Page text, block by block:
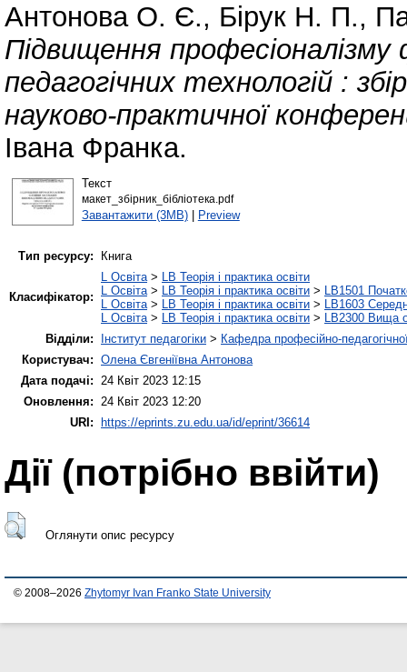
Антонова О. Є., Бірук Н. П.,
Підвищення професіоналізму
педагогічних технологій :
науково-практичної
Івана Франка.
Текст
макет_збірник_бібліотека.pdf
Завантажити (3MB)| Preview
Тип ресурсу: Книга
Класифікатор:
L Освіта> LB Теорія і практика освіти
L Освіта> LB Теорія і практика освіти > LB1501
L Освіта> LB Теорія і практика освіти > LB1603
L Освіта> LB Теорія і практика освіти > LB2300 Вища
Відділи:
Інститут педагогіки > Кафедра професійно-
Користувач: Олена Євгеніївна Антонова
Дата подачі: 24 Квіт 2023 12:15
Оновлення: 24 Квіт 2023 12:20
URI:
https://eprints.zu.edu.ua/id/eprint/36614
Дії ​​(потрібно ввійти)
Оглянути опис ресурсу
© 2008–2026 Zhytomyr Ivan Franko State University